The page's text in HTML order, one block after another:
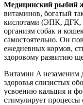
Медицинский рыбий
витаминов, богатый
кислотами (ЭПК, ДГК,
организм собак и
самостоятельно. Он
ежедневных кормов,
здоровому развитию
Витамин A незаменим
здоровья слизистых
усвоению кальция и
стимулирует процессы